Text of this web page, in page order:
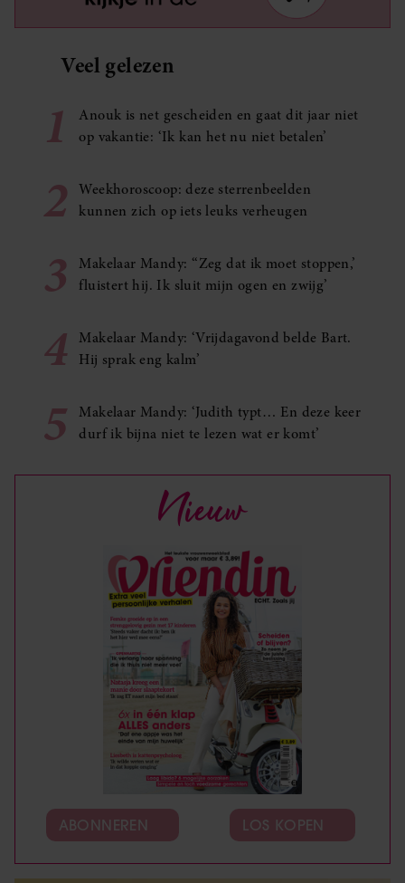
Veel gelezen
1
Anouk is net gescheiden en gaat dit jaar niet
op vakantie: ‘Ik kan het nu niet betalen’
2
Weekhoroscoop: deze sterrenbeelden
kunnen zich op iets leuks verheugen
3
Makelaar Mandy: ‘‘Zeg dat ik moet stoppen,’
fluistert hij. Ik sluit mijn ogen en zwijg’
4
Makelaar Mandy: ‘Vrijdagavond belde Bart.
Hij sprak eng kalm’
5
Makelaar Mandy: ‘Judith typt… En deze keer
durf ik bijna niet te lezen wat er komt’
Nieuw
ABONNEREN LOS KOPEN